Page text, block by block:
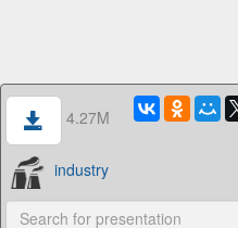
4.27M
industry